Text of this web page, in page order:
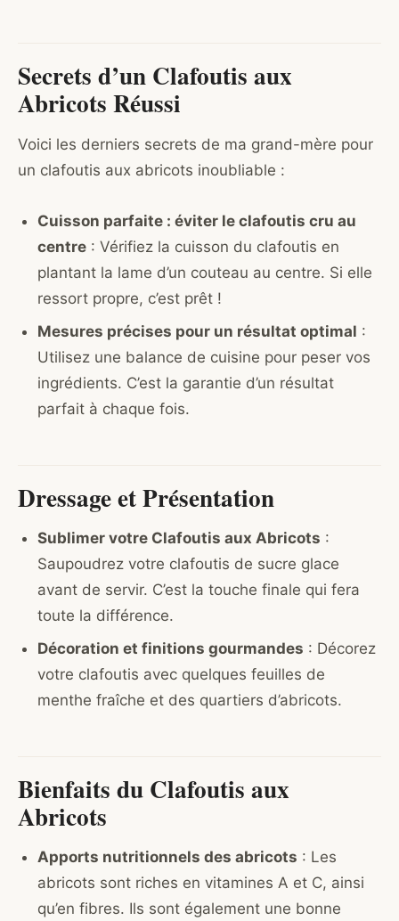
Secrets d’un Clafoutis aux
Abricots Réussi
Voici les derniers secrets de ma grand-mère pour
un clafoutis aux abricots inoubliable :
Cuisson parfaite : éviter le clafoutis cru au
centre : Vérifiez la cuisson du clafoutis en
plantant la lame d’un couteau au centre. Si elle
ressort propre, c’est prêt !
Mesures précises pour un résultat optimal :
Utilisez une balance de cuisine pour peser vos
ingrédients. C’est la garantie d’un résultat
parfait à chaque fois.
Dressage et Présentation
Sublimer votre Clafoutis aux Abricots :
Saupoudrez votre clafoutis de sucre glace
avant de servir. C’est la touche finale qui fera
toute la différence.
Décoration et finitions gourmandes : Décorez
votre clafoutis avec quelques feuilles de
menthe fraîche et des quartiers d’abricots.
Bienfaits du Clafoutis aux
Abricots
Apports nutritionnels des abricots : Les
abricots sont riches en vitamines A et C, ainsi
qu’en fibres. Ils sont également une bonne